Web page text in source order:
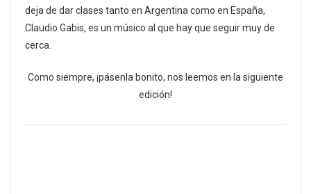
deja de dar clases tanto en Argentina como en España,
Claudio Gabis, es un músico al que hay que seguir muy de
cerca.
Como siempre, ¡pásenla bonito, nos leemos en la siguiente
edición!